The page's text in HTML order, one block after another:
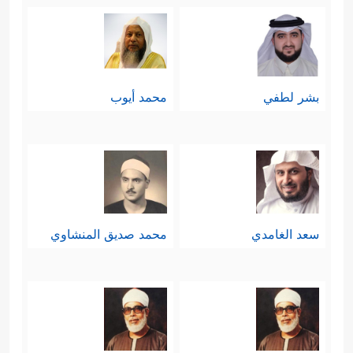
تغيير نوامِيسِه أو التنبُّؤ بأحداثِهِ، ومع هذا
يجزِمُون بنفي ما لا يعلمون، ويقولون
في هذا الخلق وكأنّهم أعلم به من خالقه
- في ثنايا هذا العرض يُؤكِّد القرآن
النتيجةَ المحتومةَ التي تنتظر الفريقَين:
﴿لِّیَجۡزِیَ ٱلَّذِینَ ءَامَنُواْ وَعَمِلُواْ ٱلصَّـٰلِحَـٰتِۚ أُوْلَــٰۤىِٕكَ لَهُم
مُعَـٰجِزِینَ أُوْلَــٰۤىِٕكَ لَهُمۡ عَذَابࣱ مِّن رِّجۡزٍ أَلِیمࣱ ﴾
شكَّ أنَّ التذكير بعقيدة الجزاء في هذا
بشر لطفي محمد أيوب
سعد الغامدي محمد صديق المنشاوي